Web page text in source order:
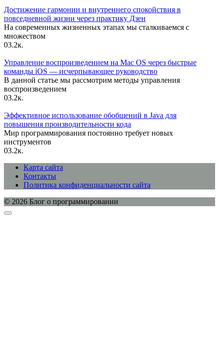
Достижение гармонии и внутреннего спокойствия в
повседневной жизни через практику Дзен
На современных жизненных этапах мы сталкиваемся с
множеством
03.2к.
Управление воспроизведением на Mac OS через быстрые
команды iOS — исчерпывающее руководство
В данной статье мы рассмотрим методы управления
воспроизведением
03.2к.
Эффективное использование обобщений в Java для
повышения производительности кода
Мир программирования постоянно требует новых
инструментов
03.2к.
Карта сайта
Контакты
Политика конфиденциальности сайта
© 2026 Блог о программировании